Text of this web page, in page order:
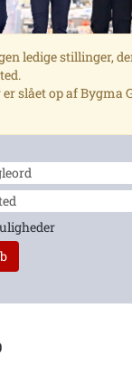
ledige stillinger,
er slået op af Bygma